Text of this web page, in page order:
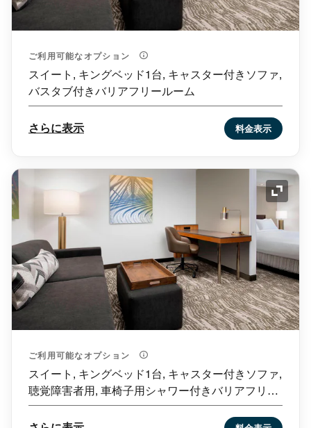
ご利用可能なオプション
スイート, キングベッド1台, キャスター付きソファ,
バスタブ付きバリアフリールーム
さらに表示 料金表示
アイ
ご利用可能なオプション
スイート, キングベッド1台, キャスター付きソファ,
聴覚障害者用, 車椅子用シャワー付きバリアフリー
ルーム